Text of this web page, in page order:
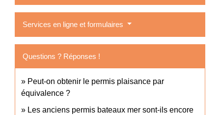
Services en ligne et formulaires
Questions ? Réponses !
Peut-on obtenir le permis plaisance par
équivalence ?
Les anciens permis bateaux mer sont-ils encore